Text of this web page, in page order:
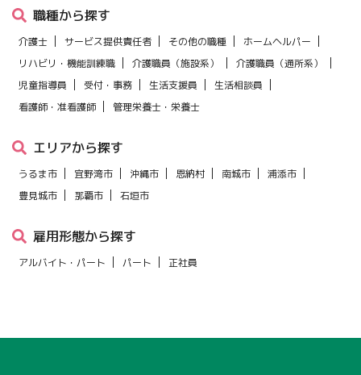
提携先（情報提供元、広告主、広告配信先などを含みます。以
下、｢提携先｣といいます。）などから収集することがありま
す。
第3条（個人情報を収集・利用する目的）
す。
当事務所サービスの提供・運営のため
ユーザーからのお問い合わせに回答するため（本人確認を行う
ユーザーが利用中のサービスの新機能、更新情報、キャンペー
るため
職種から探す
介護士 サービス提供責任者 その他の職種
ホームヘルパー
リハビリ・機能訓練職
介護職員（施設系）
介護職員（通所系）
児童指導員
受付・事務 生活支援員
生活相談員
看護師・准看護師
管理栄養士・栄養士
エリアから探す
うるま市 宜野湾市 沖縄市 恩納村 南城市
浦添市
豊見城市
那覇市 石垣市
雇用形態から探す
アルバイト・パート パート 正社員